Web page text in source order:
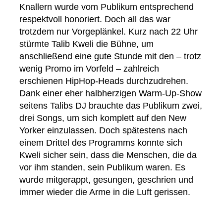
Knallern wurde vom Publikum entsprechend
respektvoll honoriert. Doch all das war
trotzdem nur Vorgeplänkel. Kurz nach 22 Uhr
stürmte Talib Kweli die Bühne, um
anschließend eine gute Stunde mit den – trotz
wenig Promo im Vorfeld – zahlreich
erschienen HipHop-Heads durchzudrehen.
Dank einer eher halbherzigen Warm-Up-Show
seitens Talibs DJ brauchte das Publikum zwei,
drei Songs, um sich komplett auf den New
Yorker einzulassen. Doch spätestens nach
einem Drittel des Programms konnte sich
Kweli sicher sein, dass die Menschen, die da
vor ihm standen, sein Publikum waren. Es
wurde mitgerappt, gesungen, geschrien und
immer wieder die Arme in die Luft gerissen.